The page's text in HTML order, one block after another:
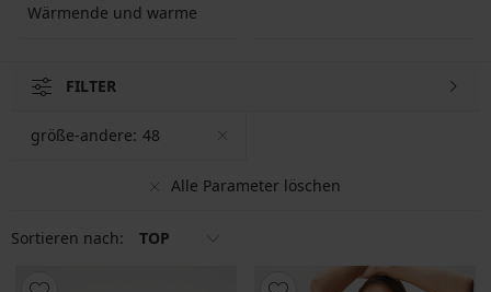
Wärmende und warme
FILTER
Alle Parameter löschen
größe-andere: 48
Sortieren nach: TOP